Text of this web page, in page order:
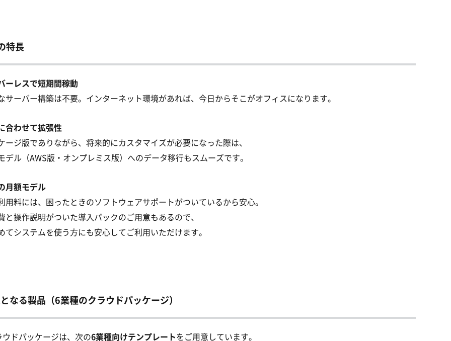
特長
ーレスで短期間稼動
サーバー構築は不要。インターネット環境があれば、今日からそこがオフィスになります。
合わせて拡張性
ージ版でありながら、将来的にカスタマイズが必要になった際は、
デル（AWS版・オンプレミス版）へのデータ移行もスムーズです。
月額モデル
用料には、困ったときのソフトウェアサポートがついているから安心。
と操作説明がついた導入パックのご用意もあるので、
てシステムを使う方にも安心してご利用いただけます。
なる製品（6業種のクラウドパッケージ）
ドパッケージは、次の6業種向けテンプレートをご用意しています。